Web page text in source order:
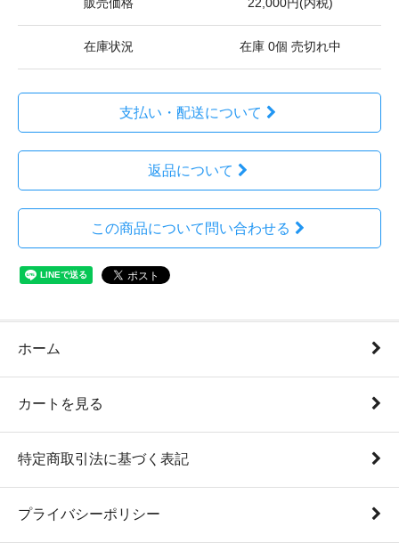
販売価格 22,000円(内税)
在庫状況 在庫 0個 売切れ中
支払い・配送について
返品について
この商品について問い合わせる
ホーム
カートを見る
特定商取引法に基づく表記
プライバシーポリシー